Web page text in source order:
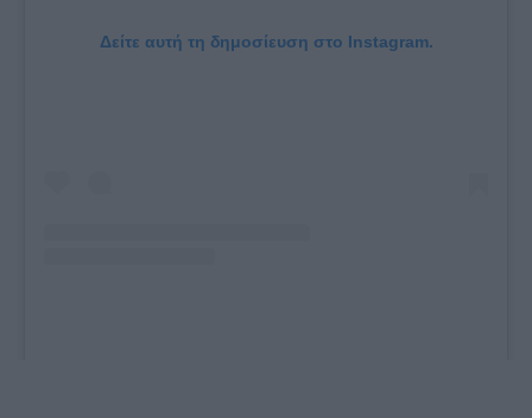
Δείτε αυτή τη δημοσίευση στο Instagram.